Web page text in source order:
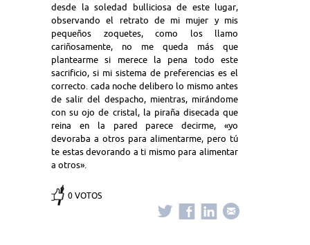
desde la soledad bulliciosa de este lugar,
observando el retrato de mi mujer y mis
pequeños zoquetes, como los llamo
cariñosamente, no me queda más que
plantearme si merece la pena todo este
sacrificio, si mi sistema de preferencias es el
correcto. cada noche delibero lo mismo antes
de salir del despacho, mientras, mirándome
con su ojo de cristal, la piraña disecada que
reina en la pared parece decirme, «yo
devoraba a otros para alimentarme, pero tú
te estas devorando a ti mismo para alimentar
a otros».
0 VOTOS